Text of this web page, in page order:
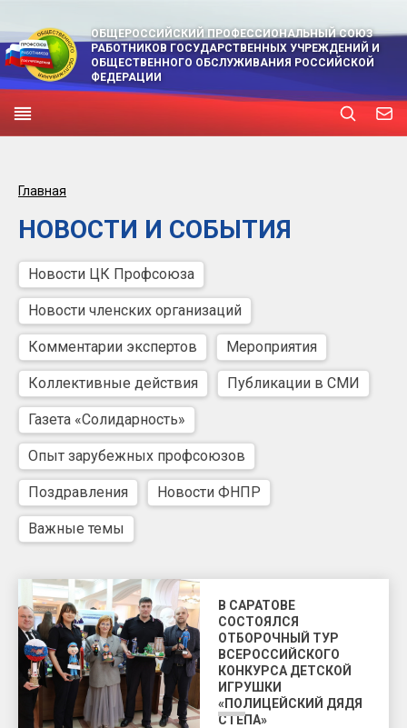
ОБЩЕРОССИЙСКИЙ ПРОФЕССИОНАЛЬНЫЙ СОЮЗ
РАБОТНИКОВ ГОСУДАРСТВЕННЫХ УЧРЕЖДЕНИЙ И
ОБЩЕСТВЕННОГО ОБСЛУЖИВАНИЯ РОССИЙСКОЙ
ФЕДЕРАЦИИ
Главная
НОВОСТИ И СОБЫТИЯ
Новости ЦК Профсоюза
Новости членских организаций
Комментарии экспертов Мероприятия
Коллективные действия Публикации в СМИ
Газета «Солидарность»
Опыт зарубежных профсоюзов
Поздравления Новости ФНПР
Важные темы
В САРАТОВЕ
СОСТОЯЛСЯ
ОТБОРОЧНЫЙ ТУР
ВСЕРОССИЙСКОГО
КОНКУРСА ДЕТСКОЙ
ИГРУШКИ
«ПОЛИЦЕЙСКИЙ ДЯДЯ
СТЕПА»